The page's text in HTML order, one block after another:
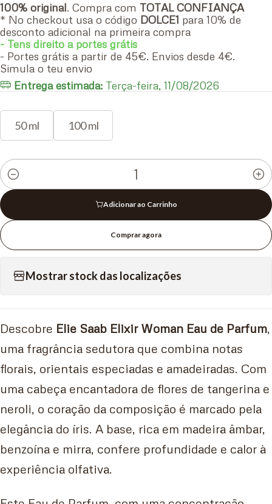
100% original. Compra com TOTAL CONFIANÇA
* No checkout usa o código DOLCE1 para 10% de
desconto adicional na primeira compra
- Tens direito a portes grátis
- Portes grátis a partir de 45€. Envios desde 4€.
Simula o teu envio
Entrega estimada: Terça-feira, 11/08/2026
50 ml 100 ml
Quantidade
Adicionar ao Carrinho
Comprar agora
Mostrar stock das localizações
Descobre Elie Saab Elixir Woman Eau de Parfum,
uma fragrância sedutora que combina notas
florais, orientais especiadas e amadeiradas. Com
uma cabeça encantadora de flores de tangerina e
neroli, o coração da composição é marcado pela
elegância do íris. A base, rica em madeira âmbar,
benzoína e mirra, confere profundidade e calor à
experiência olfativa.